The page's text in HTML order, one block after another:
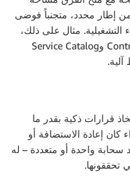
إطار محدد، متجنباً فوضى
التشغيلية. مثال على ذلك،
خدمتي Control Tower وService Catalog
قرارات ذكية بقدر ما
كان إعادة الاستضافة أو
سحابة واحدة أو متعددة – له
تحققونها.